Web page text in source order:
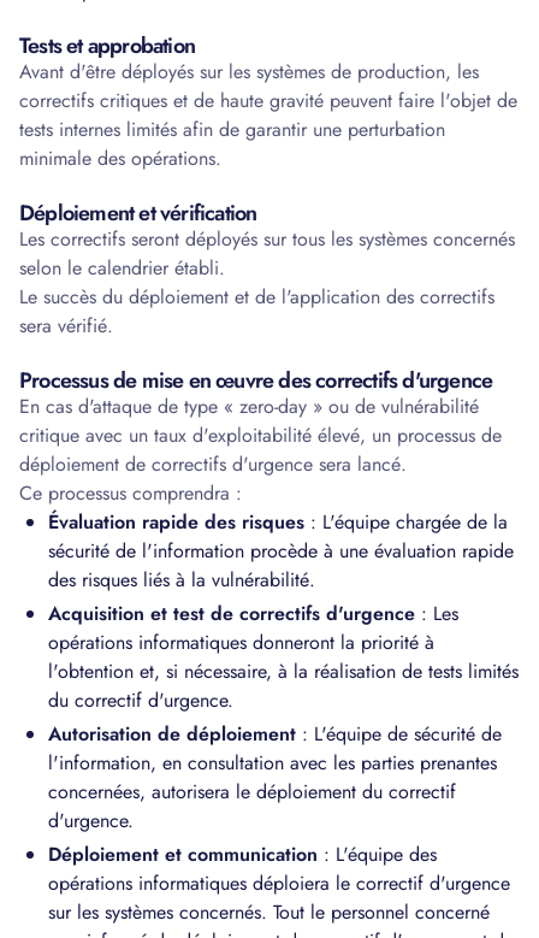
Tests et approbation
Avant d'être déployés sur les systèmes de production, les
correctifs critiques et de haute gravité peuvent faire l'objet de
tests internes limités afin de garantir une perturbation
minimale des opérations.
Déploiement et vérification
Les correctifs seront déployés sur tous les systèmes concernés
selon le calendrier établi.
Le succès du déploiement et de l'application des correctifs
sera vérifié.
Processus de mise en œuvre des correctifs d'urgence
En cas d'attaque de type « zero-day » ou de vulnérabilité
critique avec un taux d'exploitabilité élevé, un processus de
déploiement de correctifs d'urgence sera lancé.
Ce processus comprendra :
Évaluation rapide des risques : L'équipe chargée de la
sécurité de l'information procède à une évaluation rapide
des risques liés à la vulnérabilité.
Acquisition et test de correctifs d'urgence : Les
opérations informatiques donneront la priorité à
l'obtention et, si nécessaire, à la réalisation de tests limités
du correctif d'urgence.
Autorisation de déploiement : L'équipe de sécurité de
l'information, en consultation avec les parties prenantes
concernées, autorisera le déploiement du correctif
d'urgence.
Déploiement et communication : L'équipe des
opérations informatiques déploiera le correctif d'urgence
sur les systèmes concernés. Tout le personnel concerné